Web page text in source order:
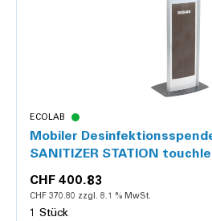
ECOLAB
Mobiler
SANITIZER STATION
CHF 400.83
CHF 370.80 zzgl. 8.1 % MwSt.
1 Stück